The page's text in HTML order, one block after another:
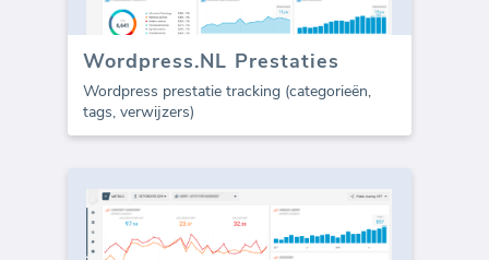
Wordpress.NL Prestaties
Wordpress prestatie tracking (categorieën,
tags, verwijzers)